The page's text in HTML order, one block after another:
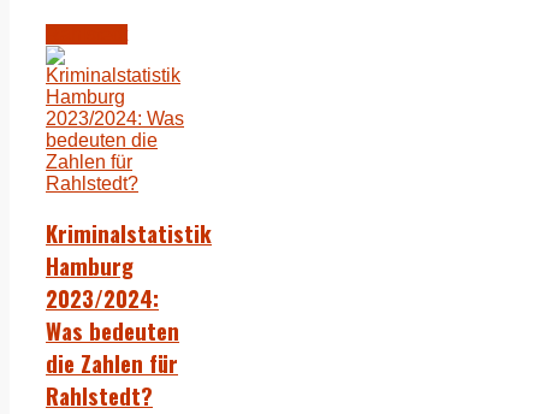
Kriminalstatistik
Hamburg
2023/2024:
Was bedeuten
die Zahlen für
Rahlstedt?